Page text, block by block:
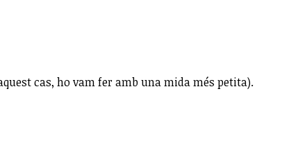
cas, ho vam fer amb una mida més petita).